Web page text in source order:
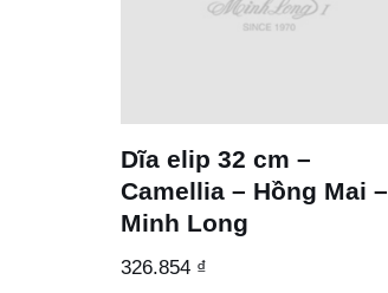
Dĩa elip 32 cm –
Camellia – Hồng Mai –
Minh Long
326.854 ₫